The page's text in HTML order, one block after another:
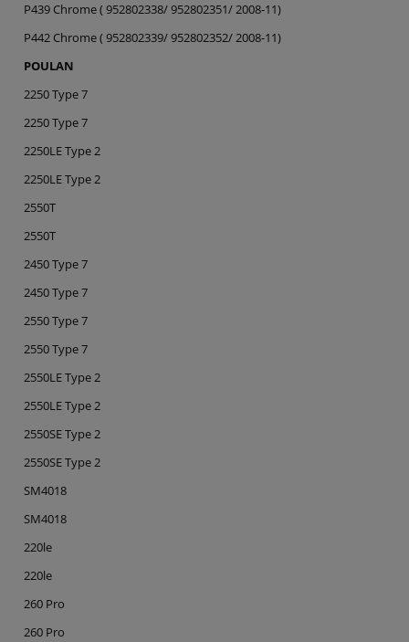
P439 Chrome ( 952802338/ 952802351/ 2008-11)
P442 Chrome ( 952802339/ 952802352/ 2008-11)
POULAN
2250 Type 7
2250 Type 7
2250LE Type 2
2250LE Type 2
2550T
2550T
2450 Type 7
2450 Type 7
2550 Type 7
2550 Type 7
2550LE Type 2
2550LE Type 2
2550SE Type 2
2550SE Type 2
SM4018
SM4018
220le
220le
260 Pro
260 Pro